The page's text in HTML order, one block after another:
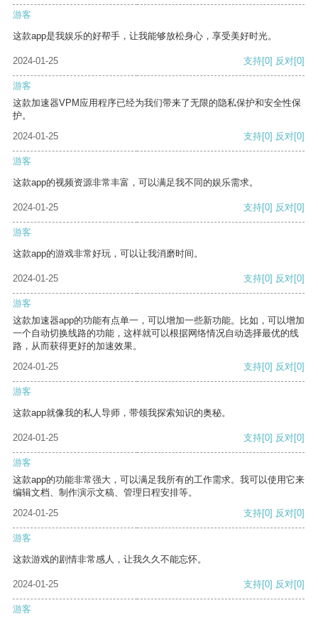
游客
这款app是我娱乐的好帮手，让我能够放松身心，享受美好时光。
2024-01-25 支持[0] 反对[0]
游客
这款加速器VPM应用程序已经为我们带来了无限的隐私保护和安全性保
护。
2024-01-25
支持[0] 反对[0]
游客
这款app的视频资源非常丰富，可以满足我不同的娱乐需求。
2024-01-25 支持[0] 反对[0]
游客
这款app的游戏非常好玩，可以让我消磨时间。
2024-01-25 支持[0] 反对[0]
游客
这款加速器app的功能有点单一，可以增加一些新功能。比如，可以增加
一个自动切换线路的功能，这样就可以根据网络情况自动选择最优的线
路，从而获得更好的加速效果。
2024-01-25
支持[0] 反对[0]
游客
这款app就像我的私人导师，带领我探索知识的奥秘。
2024-01-25 支持[0] 反对[0]
游客
这款app的功能非常强大，可以满足我所有的工作需求。我可以使用它来
编辑文档、制作演示文稿、管理日程安排等。
2024-01-25
支持[0] 反对[0]
游客
这款游戏的剧情非常感人，让我久久不能忘怀。
2024-01-25 支持[0] 反对[0]
游客